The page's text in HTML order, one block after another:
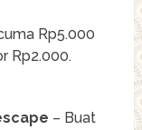
Rp5.000
Rp2.000.
– Buat